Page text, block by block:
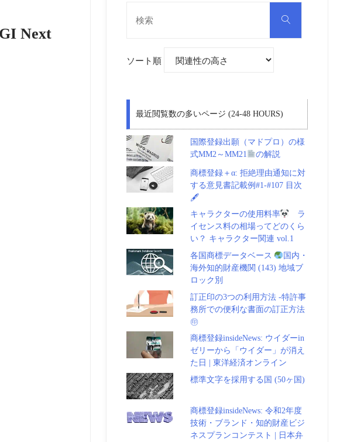
Next
検
ソート順
最近閲覧数の多いページ (24-48 HOURS)
国際登録出願（マドプロ）の様
式MM2～MM21
の解説
商標登録＋α: 拒絶理由通知に対
する意見書記載例#1-#107 目次
🖋
キャラクターの使用料率
ラ
イセンス料の相場ってどのくら
い？ キャラクター関連 vol.1
各国商標データベース
国内・
海外知的財産機関 (143) 地域ブ
ロック別
訂正印の3つの利用方法 -特許事
務所での便利な書面の訂正方法
㊞
商標登録insideNews: ウイダーin
ゼリーから「ウイダー」が消え
た日 | 東洋経済オンライン
標準文字を採用する国 (50ヶ国)
商標登録insideNews: 令和2年度
技術・ブランド・知的財産ビジ
ネスプランコンテスト | 日本弁